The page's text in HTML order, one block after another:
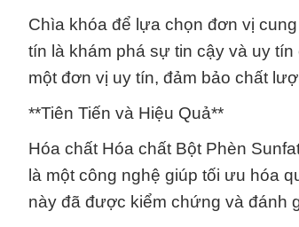
Chìa khóa để lựa chọn đơn vị
tín là khám phá sự tin cậy và uy
một đơn vị uy tín, đảm bảo chất
**Tiên Tiến và Hiệu Quả**
Hóa chất Hóa chất Bột Phèn
là một công nghệ giúp tối ưu hóa
này đã được kiểm chứng và đánh